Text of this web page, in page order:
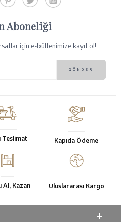
Aboneliği
için e-bültenimize kayıt ol!
Teslimat Kapıda Ödeme
Al, Kazan Uluslararası Kargo